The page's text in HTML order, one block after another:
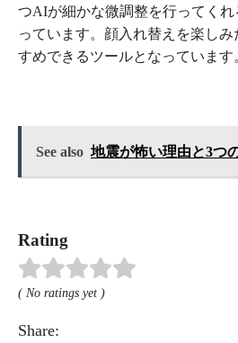
つAIが細かな微調整を行ってく
っています。顔入れ替えを楽し
すめできるツールとなっています
See also 地震が怖い理由と3つ
Rating
( No ratings yet )
Share: